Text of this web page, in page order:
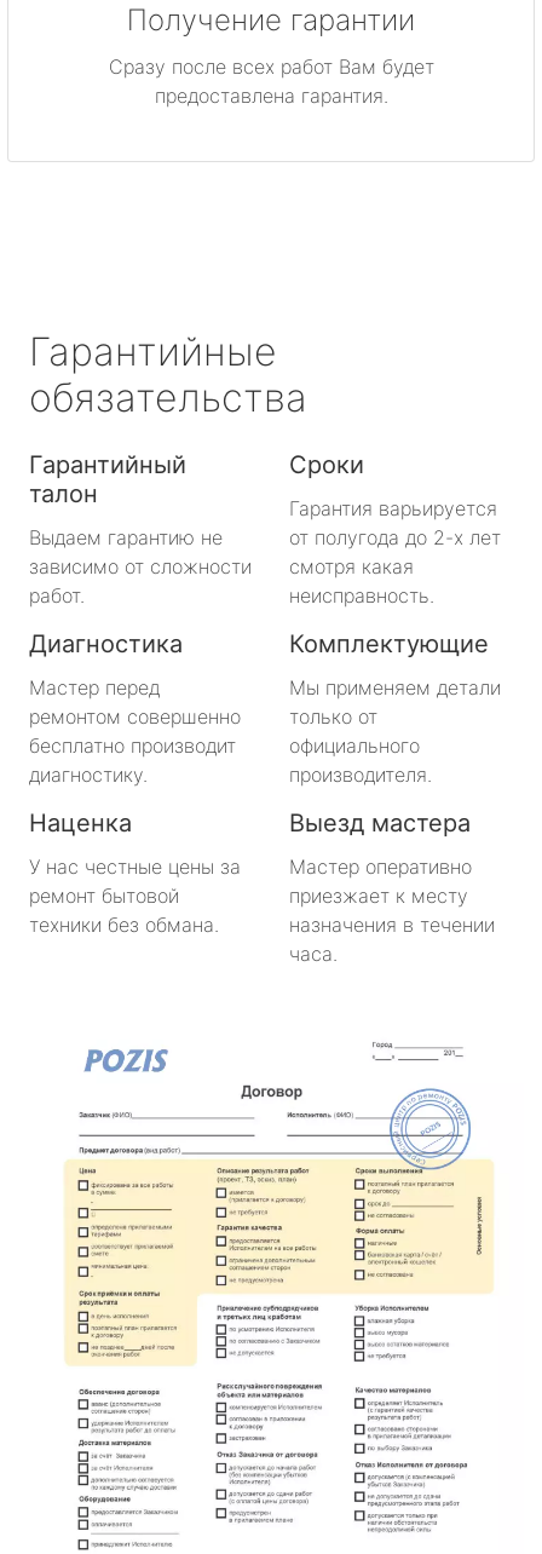
Получение гарантии
Сразу после всех работ Вам будет
предоставлена гарантия.
Гарантийные
обязательства
Гарантийный
талон
Выдаем гарантию не
зависимо от сложности
работ.
Сроки
Гарантия варьируется
от полугода до 2-х лет
смотря какая
неисправность.
Диагностика
Мастер перед
ремонтом совершенно
бесплатно производит
диагностику.
Комплектующие
Мы применяем детали
только от
официального
производителя.
Наценка
У нас честные цены за
ремонт бытовой
техники без обмана.
Выезд мастера
Мастер оперативно
приезжает к месту
назначения в течении
часа.